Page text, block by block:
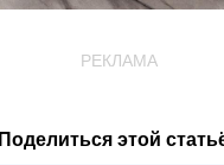
РЕКЛАМА
Поделиться этой